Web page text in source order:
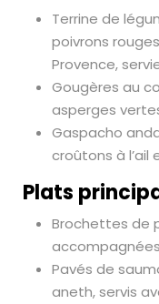
Terrine de
poivrons
Provence,
Gougères au
asperges
Gaspacho
croûtons à l’ail
Plats
Brochettes de
Pavés de
aneth, servis